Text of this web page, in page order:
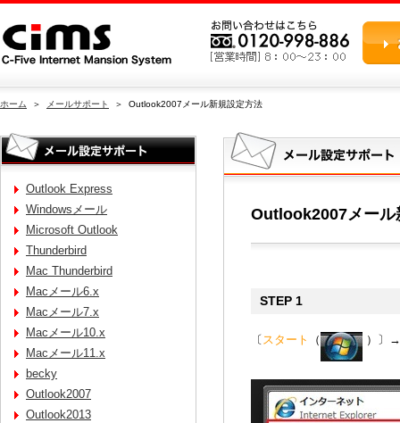
ホーム ＞ メールサポート ＞ Outlook2007メール新規設定方法
Outlook Express
Windowsメール
Microsoft Outlook
Thunderbird
Mac Thunderbird
Macメール6.x
Macメール7.x
Macメール10.x
Macメール11.x
becky
Outlook2007
Outlook2013
Outlook2007メール
STEP 1
〔 スタート （ ）〕